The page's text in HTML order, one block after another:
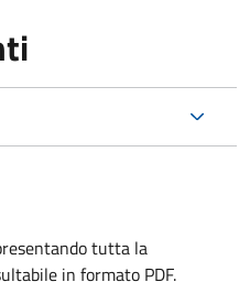
tutta la
in formato PDF.